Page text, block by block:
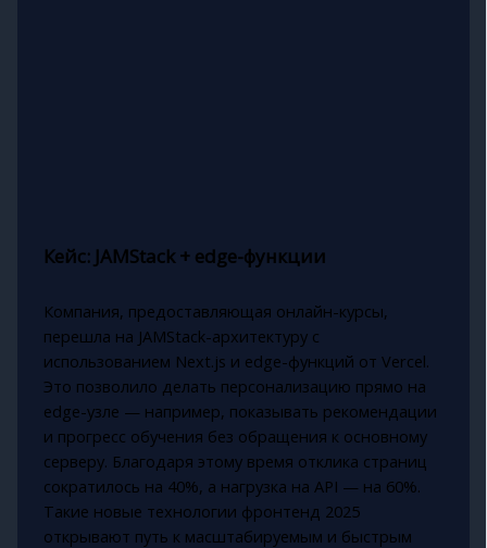
Кейс: JAMStack + edge-функции
Компания, предоставляющая онлайн-курсы,
перешла на JAMStack-архитектуру с
использованием Next.js и edge-функций от Vercel.
Это позволило делать персонализацию прямо на
edge-узле — например, показывать рекомендации
и прогресс обучения без обращения к основному
серверу. Благодаря этому время отклика страниц
сократилось на 40%, а нагрузка на API — на 60%.
Такие новые технологии фронтенд 2025
открывают путь к масштабируемым и быстрым